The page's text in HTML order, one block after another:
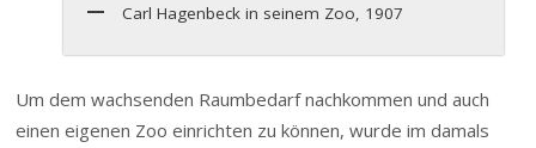
Carl Hagenbeck in seinem Zoo, 1907
Um dem wachsenden Raumbedarf nachkommen und auch
einen eigenen Zoo einrichten zu können, wurde im damals